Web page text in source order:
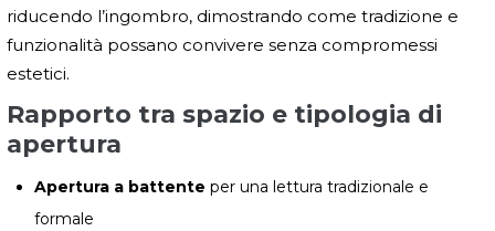
riducendo l’ingombro, dimostrando come tradizione e
funzionalità possano convivere senza compromessi
estetici.
Rapporto tra spazio e tipologia di
apertura
Apertura a battente per una lettura tradizionale e
formale